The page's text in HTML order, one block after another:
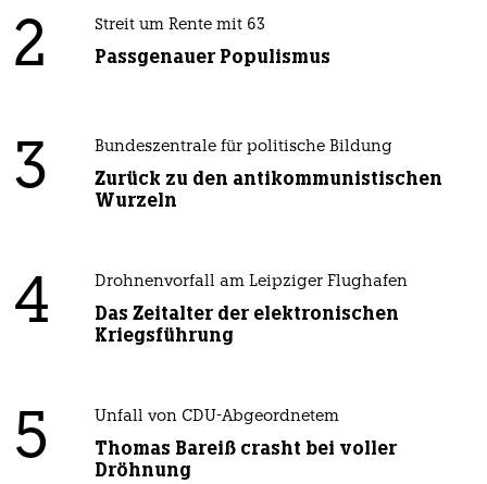
2 Streit um Rente mit 63
Passgenauer Populismus
3 Bundeszentrale für politische Bildung
Zurück zu den antikommunistischen
Wurzeln
4 Drohnenvorfall am Leipziger Flughafen
Das Zeitalter der elektronischen
Kriegsführung
5 Unfall von CDU-Abgeordnetem
Thomas Bareiß crasht bei voller
Dröhnung